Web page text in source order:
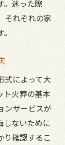
。迷った際
それぞれの家
式によって大
ト火葬の基本
ンサービスが
しないために
り確認するこ